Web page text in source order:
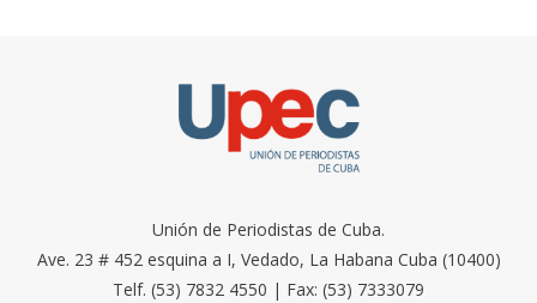
Unión de Periodistas de Cuba.
Ave. 23 # 452 esquina a I, Vedado, La Habana Cuba (10400)
Telf. (53) 7832 4550 | Fax: (53) 7333079